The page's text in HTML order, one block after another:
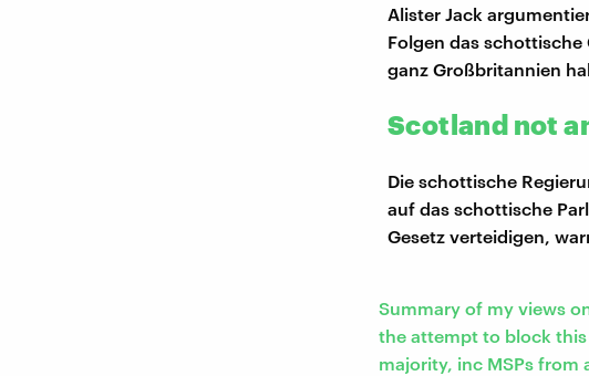
Alister Jack
Folgen das
ganz Großbritannien
Scotland not
Die schottische
auf das schottische
Gesetz verteidigen,
Summary of my views
the attempt to block
majority, inc MSPs from